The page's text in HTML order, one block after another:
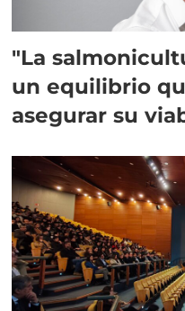
"La
un equilibrio
asegurar su